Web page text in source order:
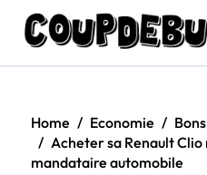
content
Home Economie
Acheter sa Renault
mandataire automobile